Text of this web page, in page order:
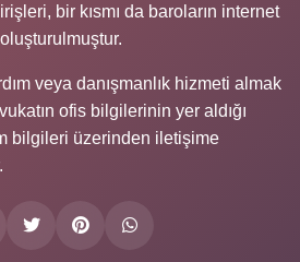
bir kısmı da baroların internet
veya danışmanlık hizmeti almak
ofis bilgilerinin yer aldığı
bilgileri üzerinden iletişime